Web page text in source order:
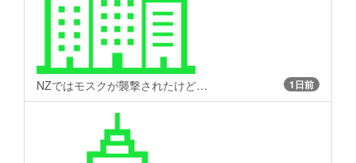
NZではモスクが襲撃されたけど… 1日前